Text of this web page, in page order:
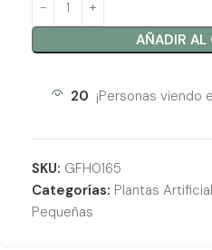
AÑADIR AL
20 ¡Personas
SKU: GFH0165
Categorías: Plantas
Pequeñas